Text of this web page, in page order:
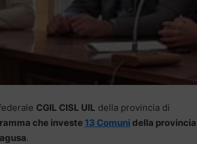
CGIL CISL UIL della provincia di
che investe 13 Comuni della provincia
.